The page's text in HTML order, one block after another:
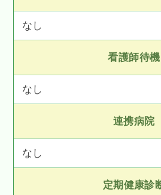
なし
看護師待機
なし
連携病院
なし
定期健康診